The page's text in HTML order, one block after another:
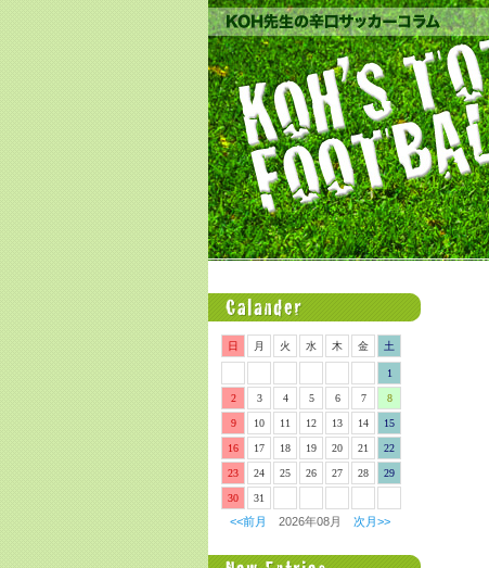
日 月 火 水 木 金 土
1
2 3 4 5 6 7 8
9 10 11 12 13 14 15
16 17 18 19 20 21 22
23 24 25 26 27 28 29
30 31
<<前月 2026年08月 次月>>